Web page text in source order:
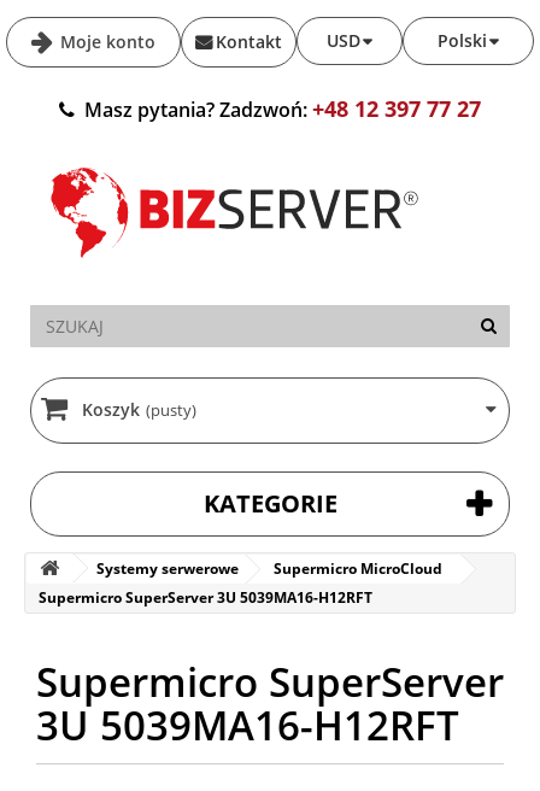
Moje konto Polski
USD
Kontakt
Masz pytania? Zadzwoń:+48 12 397 77 27
Koszyk (pusty)
KATEGORIE
Systemy serwerowe
Supermicro MicroCloud
Supermicro SuperServer 3U 5039MA16-H12RFT
Supermicro SuperServer
3U 5039MA16-H12RFT